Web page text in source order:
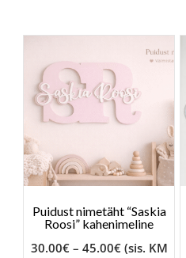
Puidust nimetäht “Saskia
Roosi” kahenimeline
30.00€ – 45.00€ (sis. KM